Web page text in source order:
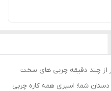
از چند دقیقه چربی های سخت
دستان شما؛ اسپری همه کاره چربی